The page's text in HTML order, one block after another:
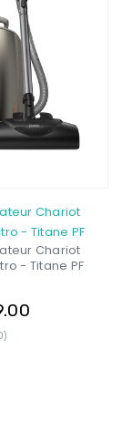
Chariot
- Titane PF
Chariot
- Titane PF